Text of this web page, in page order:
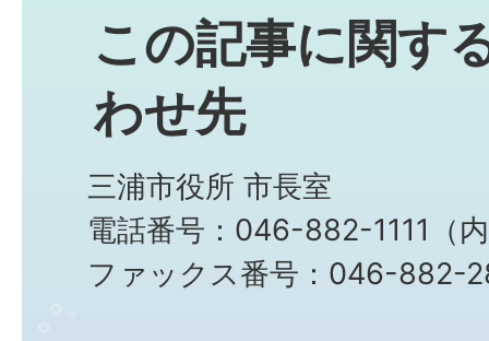
この記事に関す
わせ先
三浦市役所 市長室
電話番号：046-882-1111（
ファックス番号：046-882-